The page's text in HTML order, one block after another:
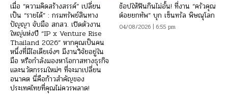
เมื่อ “ความคิดสร้างสรรค์” เปลี่ยน
เป็น “รายได้” : กรมทรัพย์สินทาง
ปัญญา จับมือ สกสว. เปิดตัวงาน
ใหญ่แห่งปี “IP x Venture Rise
Thailand 2026” หากคุณเป็นคน
หนึ่งที่มีไอเดียเจ๋งๆ มีงานวิจัยอยู่ใน
มือ หรือกำลังมองหาโอกาสทางธุรกิจ
และนวัตกรรมใหม่ๆ ที่จะมาเปลี่ยน
อนาคต นี่คือก้าวสำคัญของ
ประเทศไทยที่คุณไม่ควรพลาด!
ช้อปให้ฟินกินไม่อั้น! ที่งาน “ครัวคุณ
ต๋อยยกทัพ” บุก เซ็นทรัล พิษณุโลก
04/08/2026 | 6:55 pm